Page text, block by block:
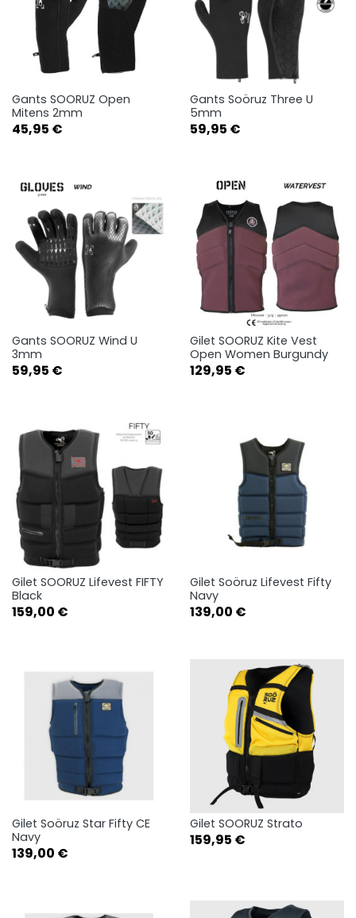
Gants SOORUZ Open
Mitens 2mm
Prix
45,95 €
Gants Soöruz Three U
5mm
Prix
59,95 €
Gants SOORUZ Wind U
3mm
Prix
59,95 €
Gilet SOORUZ Kite Vest
Open Women Burgundy
Prix
129,95 €
Gilet SOORUZ Lifevest FIFTY
Black
Prix
159,00 €
Gilet Soöruz Lifevest Fifty
Navy
Prix
139,00 €
Gilet Soöruz Star Fifty CE
Navy
Prix
139,00 €
Gilet SOORUZ Strato
Prix
159,95 €